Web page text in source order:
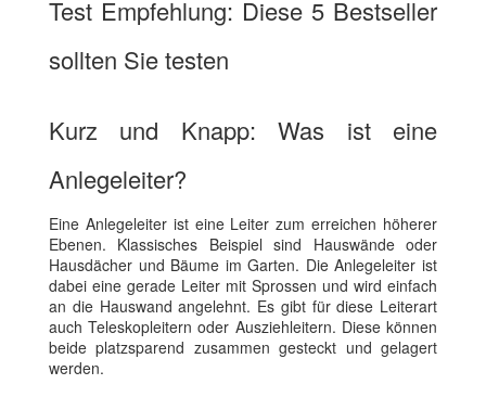
Test Empfehlung: Diese 5 Bestseller
sollten Sie testen
Kurz und Knapp: Was ist eine
Anlegeleiter?
Eine Anlegeleiter ist eine Leiter zum erreichen höherer
Ebenen. Klassisches Beispiel sind Hauswände oder
Hausdächer und Bäume im Garten. Die Anlegeleiter ist
dabei eine gerade Leiter mit Sprossen und wird einfach
an die Hauswand angelehnt. Es gibt für diese Leiterart
auch Teleskopleitern oder Ausziehleitern. Diese können
beide platzsparend zusammen gesteckt und gelagert
werden.